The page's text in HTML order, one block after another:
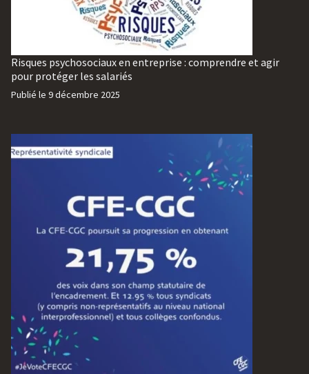
Risques psychosociaux en entreprise : comprendre et agir
pour protéger les salariés
Publié le 9 décembre 2025